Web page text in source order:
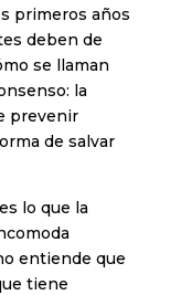
primeros años
deben de
se llaman
la
prevenir
de salvar
lo que la
entiende que
tiene